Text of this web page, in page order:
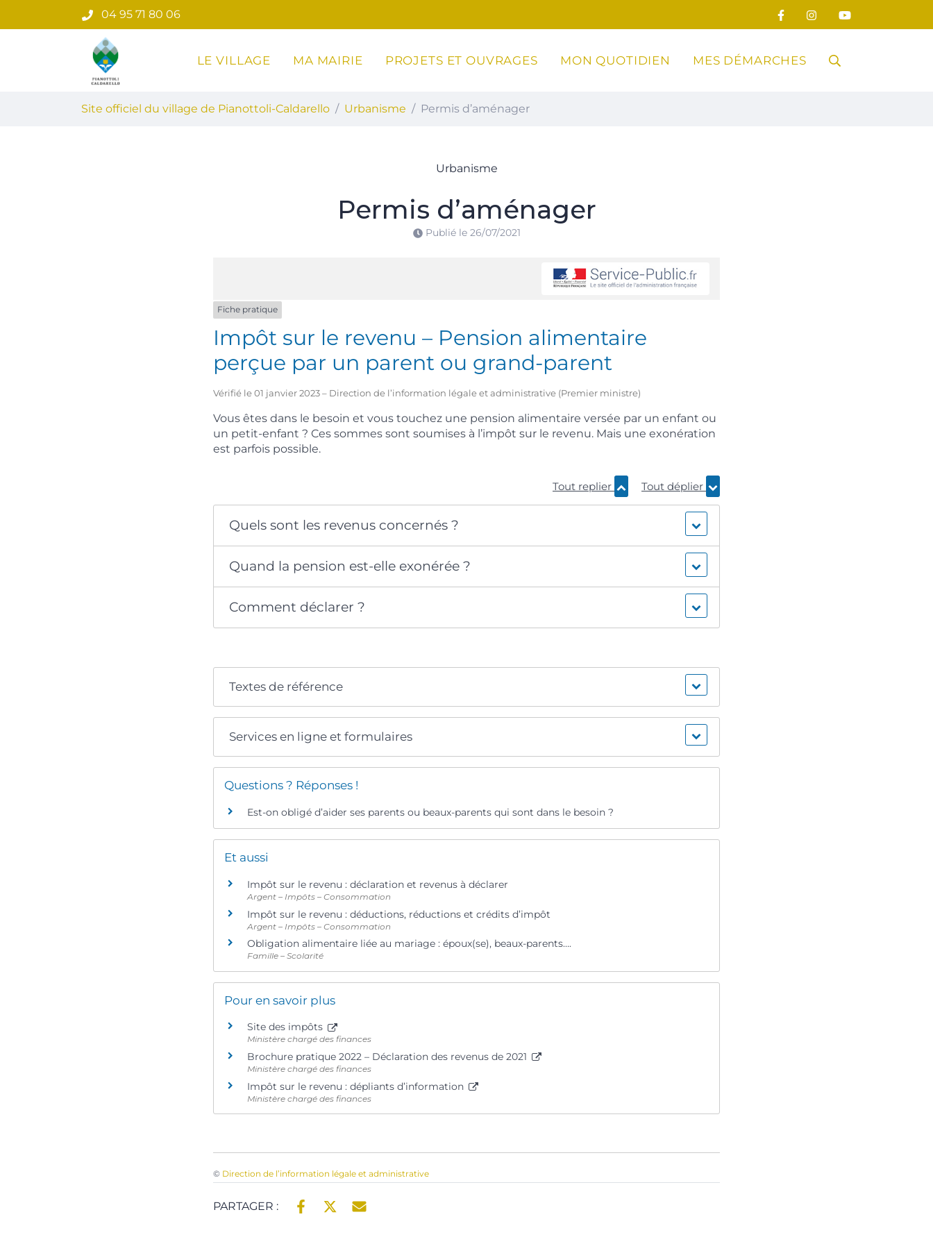
au
04 95 71 80 06
Site officiel du village de Pianottoli-Caldarello
LE VILLAGE MA MAIRIE PROJETS ET OUVRAGES MON QUOTIDIEN MES DÉMARCHES RECHERCHE
Site officiel du village de Pianottoli-Caldarello Urbanisme Permis d’aménager
Urbanisme
Permis d’aménager
Publié le 26/07/2021
Fiche pratique
Impôt sur le revenu – Pension alimentaire
perçue par un parent ou grand-parent
Vérifié le 01 janvier 2023 – Direction de l’information légale et administrative (Premier ministre)
Vous êtes dans le besoin et vous touchez une pension alimentaire versée par un enfant ou
un petit-enfant ? Ces sommes sont soumises à l’impôt sur le revenu. Mais une exonération
est parfois possible.
Tout replier Tout déplier
Quels sont les revenus concernés ?
Quand la pension est-elle exonérée ?
Comment déclarer ?
Textes de référence
Services en ligne et formulaires
Questions ? Réponses !
Est-on obligé d’aider ses parents ou beaux-parents qui sont dans le besoin ?
Et aussi
Impôt sur le revenu : déclaration et revenus à déclarer
Argent – Impôts – Consommation
Impôt sur le revenu : déductions, réductions et crédits d’impôt
Argent – Impôts – Consommation
Obligation alimentaire liée au mariage : époux(se), beaux-parents….
Famille – Scolarité
Pour en savoir plus
Site des impôts
Ministère chargé des finances
Brochure pratique 2022 – Déclaration des revenus de 2021
Ministère chargé des finances
Impôt sur le revenu : dépliants d’information
Ministère chargé des finances
© Direction de l’information légale et administrative
PARTAGER :